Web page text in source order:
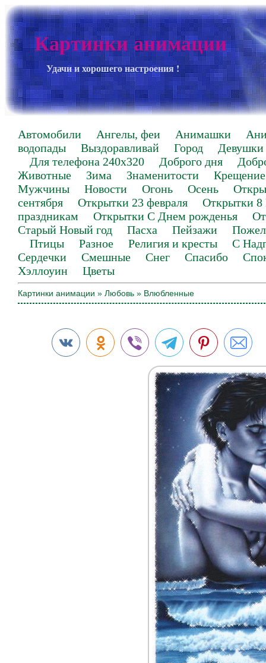
Картинки анимации
Удачи и хорошего настроения !
Автомобили Ангелы, феи Анимашки
водопады
Выздоравливай Город
Девушки
Для телефона 240х320
Доброго дня
Животные
Зима Знаменитости
Крещение
Мужчины
Новости Огонь Осень
сентября
Открытки 23 февраля
Открытки 8
праздникам
Открытки С Днем рожденья
Старый Новый год
Пасха Пейзажи
Птицы
Разное Религия и кресты
С
Сердечки
Смешные Снег Спасибо
Хэллоуин
Цветы
Картинки анимации » Любовь » Влюбленные